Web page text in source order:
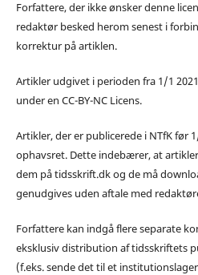
Forfattere, der ikke ønsker denne
redaktør besked herom senest i
korrektur på artiklen.
Artikler udgivet i perioden fra 1/1
under en CC-BY-NC Licens.
Artikler, der er publicerede i NTfK før
ophavsret. Dette indebærer, at
dem på tidsskrift.dk og de må
genudgives uden aftale med
Forfattere kan indgå flere separate
eksklusiv distribution af tidsskriftets
(f.eks. sende det til et